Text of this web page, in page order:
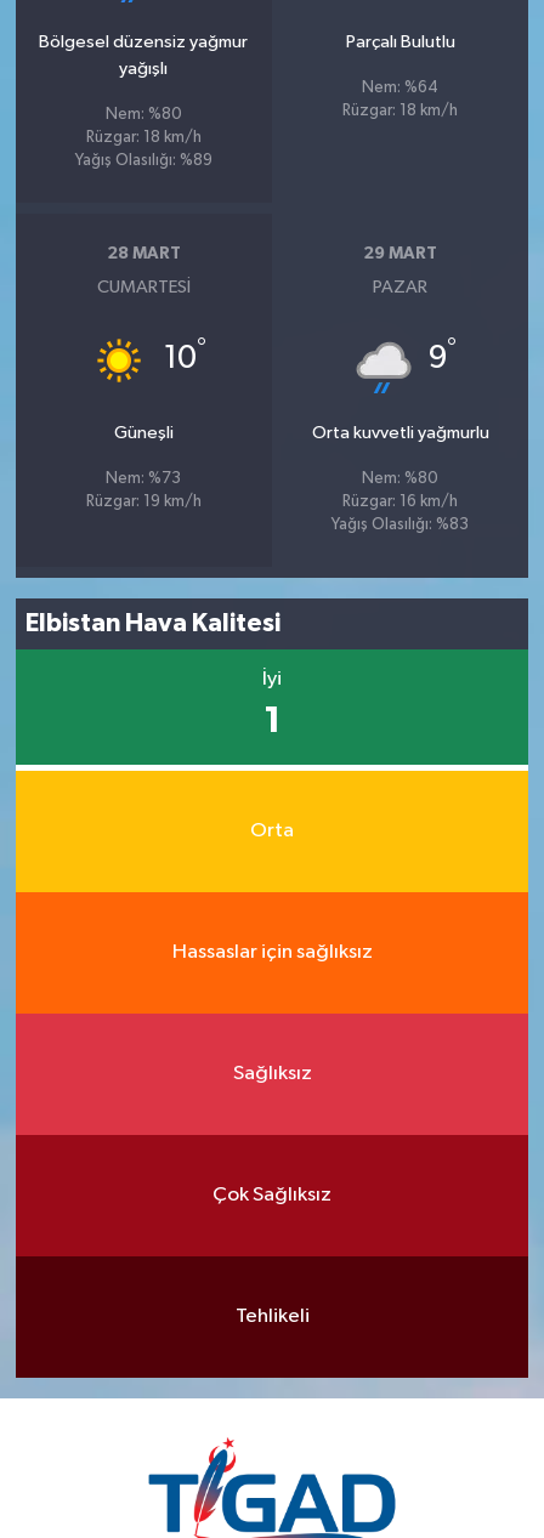
Bölgesel düzensiz yağmur
yağışlı
Nem: %80
Rüzgar: 18 km/h
Yağış Olasılığı: %89
Parçalı Bulutlu
Nem: %64
Rüzgar: 18 km/h
28 MART
CUMARTESI
10°
Güneşli
Nem: %73
Rüzgar: 19 km/h
29 MART
PAZAR
9°
Orta kuvvetli yağmurlu
Nem: %80
Rüzgar: 16 km/h
Yağış Olasılığı: %83
Elbistan Hava Kalitesi
İyi
1
Orta
Hassaslar için sağlıksız
Sağlıksız
Çok Sağlıksız
Tehlikeli